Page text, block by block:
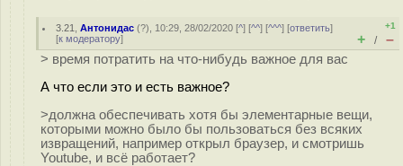
3.21 ,Антонидас (?), 10:29, 28/02/2020 [^] [^^] [^^^] [ответить]
[к модератору]
+1
+ / –
> время потратить на что-нибудь важное для вас
А что если это и есть важное?
>должна обеспечивать хотя бы элементарные вещи,
которыми можно было бы пользоваться без всяких
извращений, например открыл браузер, и смотришь
Youtube, и всё работает?